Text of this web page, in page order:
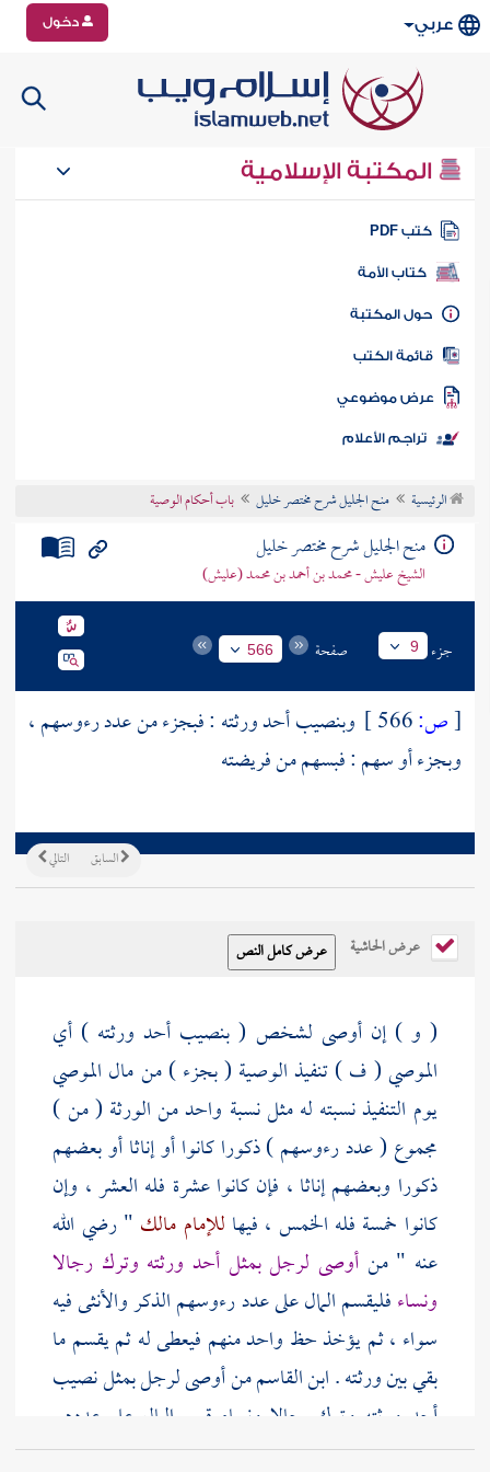
عربي دخول
المكتبة الإسلامية
كتب PDF
كتاب الأمة
المكتبة
الكتب
موضوعي
تراجم الأعلام
الرئيسية منح الجليل شرح مختصر خليل باب أحكام الوصية
منح الجليل شرح مختصر خليل
الشيخ عليش - محمد بن أحمد بن محمد (عليش)
جزء 9 صفحة 566
[ص:
وبنصيب أحد ورثته : فبجزء من عدد رءوسهم ،
وبجزء أو سهم : فبسهم من فريضته
التالي السابق
عرض الحاشية
( و ) إن أوصى لشخص ( بنصيب أحد ورثته ) أي
الموصي ( ف ) تنفيذ الوصية ( بجزء ) من مال الموصي
يوم التنفيذ نسبته له مثل نسبة واحد من الورثة ( من )
مجموع ( عدد رءوسهم ) ذكورا كانوا أو إناثا أو بعضهم
ذكورا وبعضهم إناثا ، فإن كانوا عشرة فله العشر ، وإن
كانوا خمسة فله الخمس ، فيها للإمام مالك " رضي الله
عنه " منأوصى لرجل بمثل أحد ورثته وترك رجالا
ونساءفليقسم المال على عدد رءوسهم الذكر والأنثى فيه
سواء ، ثم يؤخذ حظ واحد منهم فيعطى له ثم يقسم ما
بقي بين ورثته .ابن القاسممن أوصى لرجل بمثل نصيب
أحد ورثته وترك رجالا ونساء قسم المال على عددهم
وأعطي جزءا منه وقسم ما بقي بين ورثته .